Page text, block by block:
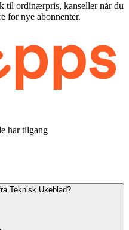
til ordinærpris, kanseller når du
for nye abonnenter.
har tilgang
Teknisk Ukeblad?